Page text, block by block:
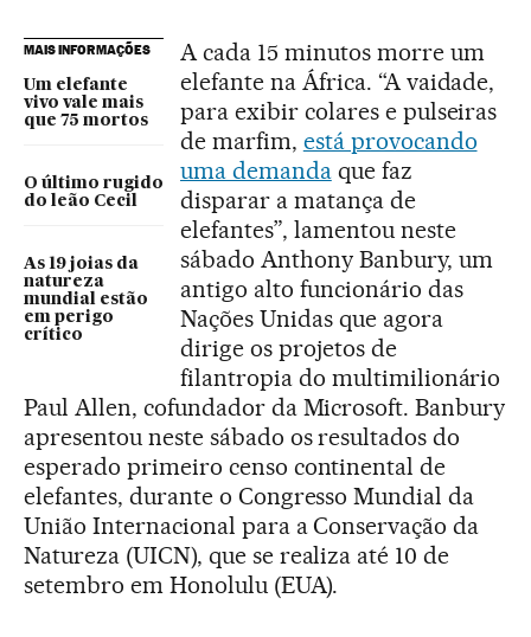
MAIS INFORMAÇÕES
Um elefante
vivo vale mais
que 75 mortos
O último rugido
do leão Cecil
As 19 joias da
natureza
mundial estão
em perigo
crítico
A cada 15 minutos morre um
elefante na África. “A vaidade,
para exibir colares e pulseiras
de marfim, está provocando
uma demandaque faz
disparar a matança de
elefantes”, lamentou neste
sábado Anthony Banbury, um
antigo alto funcionário das
Nações Unidas que agora
dirige os projetos de
filantropia do multimilionário
Paul Allen, cofundador da Microsoft. Banbury
apresentou neste sábado os resultados do
esperado primeiro censo continental de
elefantes, durante o Congresso Mundial da
União Internacional para a Conservação da
Natureza (UICN), que se realiza até 10 de
setembro em Honolulu (EUA).